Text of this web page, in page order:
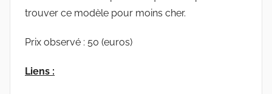
trouver ce modèle pour moins cher.
Prix observé : 50 (euros)
Liens :